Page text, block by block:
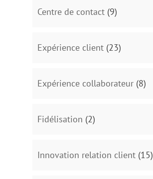
Centre de contact(9)
Expérience client(23)
Expérience collaborateur(8)
Fidélisation (2)
Innovation relation client(15)